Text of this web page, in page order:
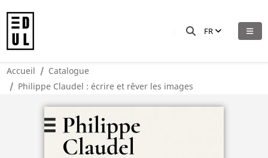
FR
Accueil
Catalogue
Philippe Claudel : écrire et rêver les images